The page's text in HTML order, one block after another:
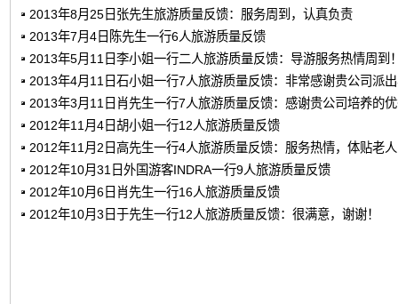
2013年8月25日张先生旅游质量反馈：服务周到，认真负责
2013年7月4日陈先生一行6人旅游质量反馈
2013年5月11日李小姐一行二人旅游质量反馈：导游服务热情周到
2013年4月11日石小姐一行7人旅游质量反馈：非常感谢贵公司派
2013年3月11日肖先生一行7人旅游质量反馈：感谢贵公司培养的
2012年11月4日胡小姐一行12人旅游质量反馈
2012年11月2日高先生一行4人旅游质量反馈：服务热情，体贴老
2012年10月31日外国游客INDRA一行9人旅游质量反馈
2012年10月6日肖先生一行16人旅游质量反馈
2012年10月3日于先生一行12人旅游质量反馈：很满意，谢谢！